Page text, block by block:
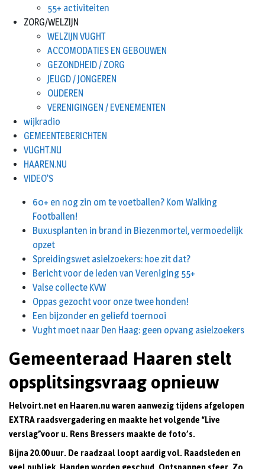
55+ activiteiten
ZORG/WELZIJN
WELZIJN VUGHT
ACCOMODATIES EN GEBOUWEN
GEZONDHEID / ZORG
JEUGD / JONGEREN
OUDEREN
VERENIGINGEN / EVENEMENTEN
wijkradio
GEMEENTEBERICHTEN
VUGHT.NU
HAAREN.NU
VIDEO’S
60+ en nog zin om te voetballen? Kom Walking
Footballen!
Buxusplanten in brand in Biezenmortel, vermoedelijk
opzet
Spreidingswet asielzoekers: hoe zit dat?
Bericht voor de leden van Vereniging 55+
Valse collecte KVW
Oppas gezocht voor onze twee honden!
Een bijzonder en geliefd toernooi
Vught moet naar Den Haag: geen opvang asielzoekers
Gemeenteraad Haaren stelt
opsplitsingsvraag opnieuw
Helvoirt.net en Haaren.nu waren aanwezig tijdens afgelopen
EXTRA raadsvergadering en maakte het volgende “Live
verslag”voor u. Rens Bressers maakte de foto’s.
Bijna 20.00 uur. De raadzaal loopt aardig vol. Raadsleden en